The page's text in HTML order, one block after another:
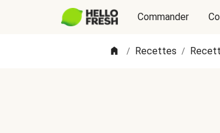
Commander
/ Recettes /